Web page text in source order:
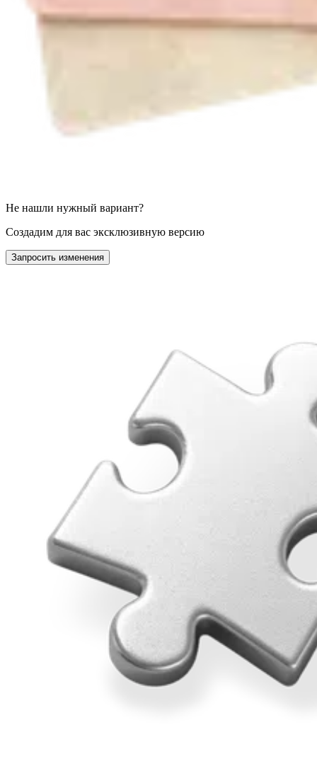
Не нашли нужный вариант?
Создадим для вас эксклюзивную версию
Запросить изменения